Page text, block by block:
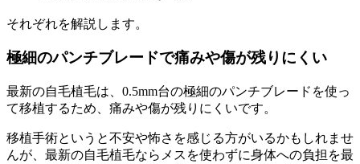
それぞれを解説します。
極細のパンチブレードで痛みや傷が残りにくい
最新の自毛植毛は、0.5mm台の極細のパンチブレードを使っ
て移植するため、痛みや傷が残りにくいです。
移植手術というと不安や怖さを感じる方がいるかもしれませ
んが、最新の自毛植毛ならメスを使わずに身体への負担を最